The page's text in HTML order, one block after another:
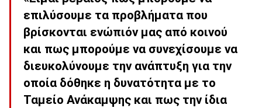
επιλύσουμε τα προβλήματα που
βρίσκονται ενώπιόν μας από κοινού
και πως μπορούμε να συνεχίσουμε να
διευκολύνουμε την ανάπτυξη για την
οποία δόθηκε η δυνατότητα με το
Ταμείο Ανάκαμψης και πως την ίδια